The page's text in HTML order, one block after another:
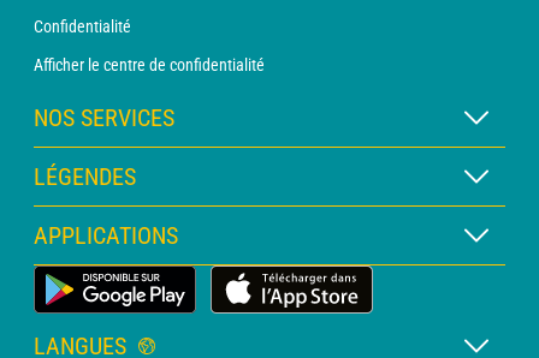
Confidentialité
Afficher le centre de confidentialité
NOS SERVICES
Abonnement METEO Xpert
Abonnement METEO PRO
Consultation avec un prévisionniste
Bulletin PRO
LÉGENDES
Légende des cartes
Légende des pictogrammes
Glossaire
APPLICATIONS
Application Météo Terrestre
LANGUES